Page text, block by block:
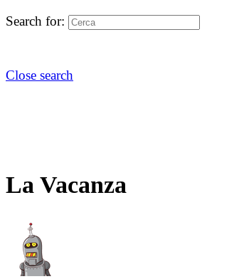
Search for:
Close search
La Vacanza